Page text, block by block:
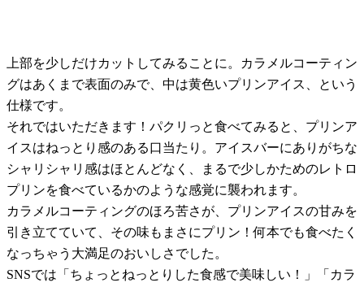
上部を少しだけカットしてみることに。カラメルコーティン
グはあくまで表面のみで、中は黄色いプリンアイス、という
仕様です。
それではいただきます！パクリっと食べてみると、プリンア
イスはねっとり感のある口当たり。アイスバーにありがちな
シャリシャリ感はほとんどなく、まるで少しかためのレトロ
プリンを食べているかのような感覚に襲われます。
カラメルコーティングのほろ苦さが、プリンアイスの甘みを
引き立てていて、その味もまさにプリン！何本でも食べたく
なっちゃう大満足のおいしさでした。
SNSでは「ちょっとねっとりした食感で美味しい！」「カラ